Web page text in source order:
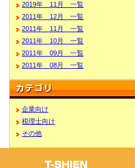
2019年 11月 一覧
2011年 12月 一覧
2011年 11月 一覧
2011年 10月 一覧
2011年 09月 一覧
2011年 08月 一覧
企業向け
税理士向け
その他